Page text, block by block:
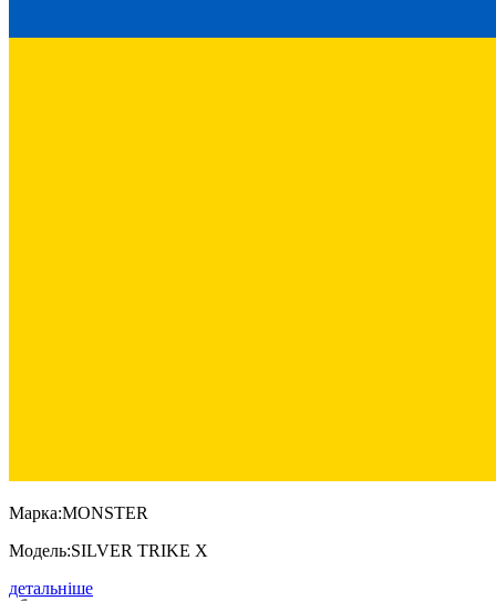
Марка:MONSTER
Модель:SILVER TRIKE X
детальніше